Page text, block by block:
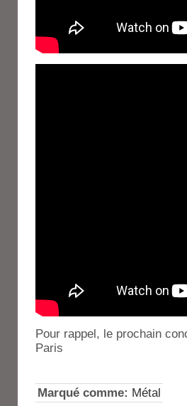
Pour rappel, le prochain
Paris
Marqué comme: Métal